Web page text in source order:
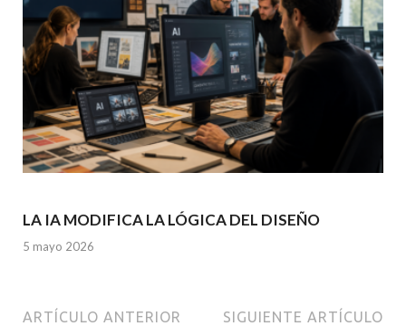
LA IA MODIFICA LA LÓGICA DEL DISEÑO
5 mayo 2026
ARTÍCULO ANTERIOR SIGUIENTE ARTÍCULO